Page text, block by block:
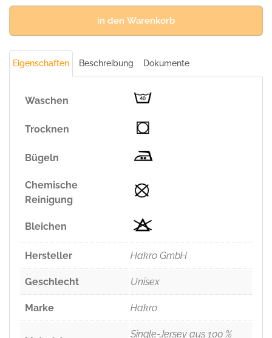
weiß
in den Warenkorb
Eigenschaften Beschreibung Dokumente
Waschen
Trocknen
Bügeln
Chemische
Reinigung
Bleichen
Hersteller Hakro GmbH
Geschlecht Unisex
Marke Hakro
Single-Jersey aus 100 %